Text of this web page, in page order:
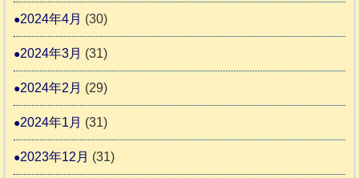
2024年4月 (30)
2024年3月 (31)
2024年2月 (29)
2024年1月 (31)
2023年12月 (31)